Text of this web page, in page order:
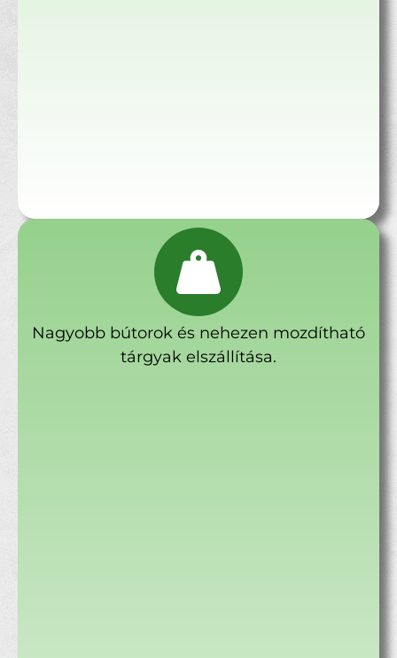
Nagyobb bútorok és nehezen mozdítható
tárgyak elszállítása.